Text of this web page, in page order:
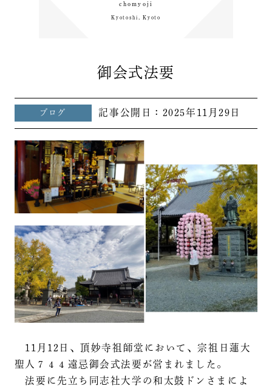
chomyoji
Kyotoshi, Kyoto
御会式法要
ブログ 記事公開日： 2025年11月29日
11月12日、頂妙寺祖師堂において、宗祖日蓮大
聖人７４４遠忌御会式法要が営まれました。
法要に先立ち同志社大学の和太鼓ドンさまによ